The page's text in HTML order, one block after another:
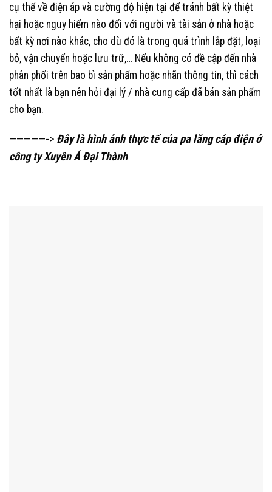
cụ thể về điện áp và cường độ hiện tại để tránh bất kỳ thiệt
hại hoặc nguy hiểm nào đối với người và tài sản ở nhà hoặc
bất kỳ nơi nào khác, cho dù đó là trong quá trình lắp đặt, loại
bỏ, vận chuyển hoặc lưu trữ,… Nếu không có đề cập đến nhà
phân phối trên bao bì sản phẩm hoặc nhãn thông tin, thì cách
tốt nhất là bạn nên hỏi đại lý / nhà cung cấp đã bán sản phẩm
cho bạn.
—————-> Đây là hình ảnh thực tế của pa lăng cáp điện ở
công ty Xuyên Á Đại Thành